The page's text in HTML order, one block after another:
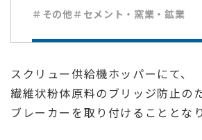
＃その他＃セメント・窯業・鉱業
スクリュー供給機ホッパーにて、
繊維状粉体原料のブリッジ防止の
ブレーカーを取り付けることとな